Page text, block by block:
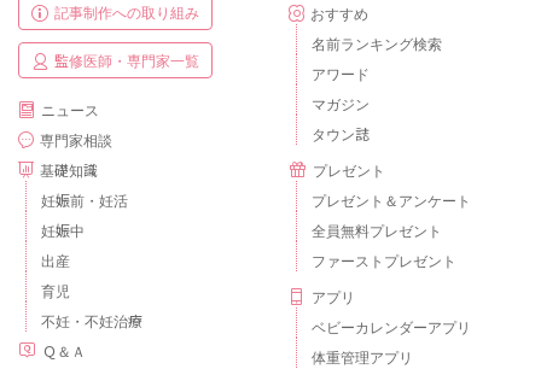
記事制作への取り組み
監修医師・専門家一覧
ニュース
専門家相談
基礎知識
妊娠前・妊活
妊娠中
出産
育児
不妊・不妊治療
Ｑ＆Ａ
おすすめ
名前ランキング検索
アワード
マガジン
タウン誌
プレゼント
プレゼント＆アンケート
全員無料プレゼント
ファーストプレゼント
アプリ
ベビーカレンダーアプリ
体重管理アプリ